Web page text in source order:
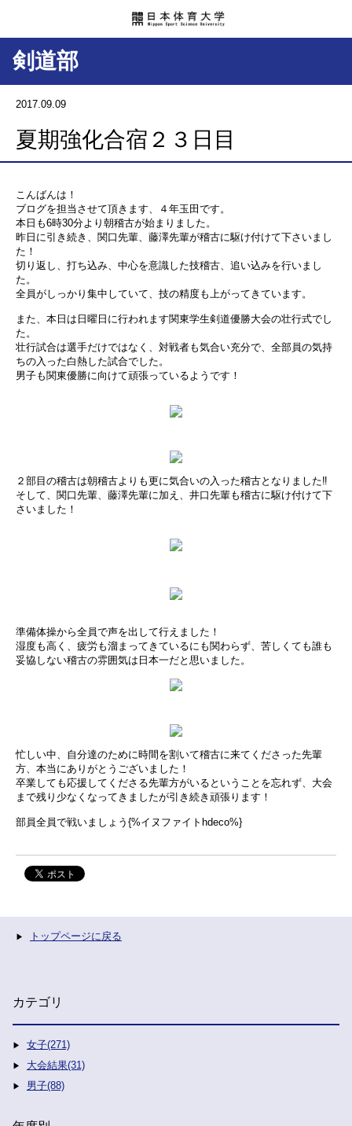
剣道部
2017.09.09
夏期強化合宿２３日目
こんばんは！
ブログを担当させて頂きます、４年玉田です。
本日も6時30分より朝稽古が始まりました。
昨日に引き続き、関口先輩、藤澤先輩が稽古に駆け付けて下さいまし
た！
切り返し、打ち込み、中心を意識した技稽古、追い込みを行いまし
た。
全員がしっかり集中していて、技の精度も上がってきています。
また、本日は日曜日に行われます関東学生剣道優勝大会の壮行式でし
た。
壮行試合は選手だけではなく、対戦者も気合い充分で、全部員の気持
ちの入った白熱した試合でした。
男子も関東優勝に向けて頑張っているようです！
２部目の稽古は朝稽古よりも更に気合いの入った稽古となりました‼
そして、関口先輩、藤澤先輩に加え、井口先輩も稽古に駆け付けて下
さいました！
準備体操から全員で声を出して行えました！
湿度も高く、疲労も溜まってきているにも関わらず、苦しくても誰も
妥協しない稽古の雰囲気は日本一だと思いました。
忙しい中、自分達のために時間を割いて稽古に来てくださった先輩
方、本当にありがとうございました！
卒業しても応援してくださる先輩方がいるということを忘れず、大会
まで残り少なくなってきましたが引き続き頑張ります！
部員全員で戦いましょう{%イヌファイトhdeco%}
トップページに戻る
カテゴリ
女子(271)
大会結果(31)
男子(88)